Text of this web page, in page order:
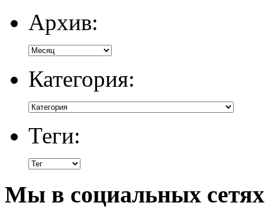
Архив:
Категория:
Теги:
Мы в социальных сетях